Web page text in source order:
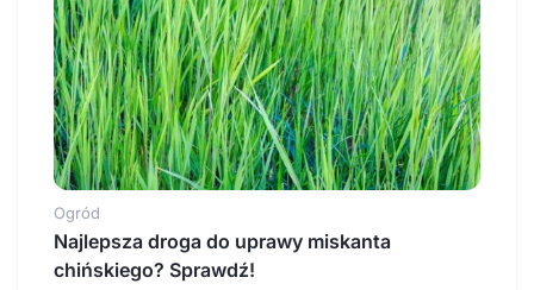
Ogród
Najlepsza droga do uprawy miskanta
chińskiego? Sprawdź!